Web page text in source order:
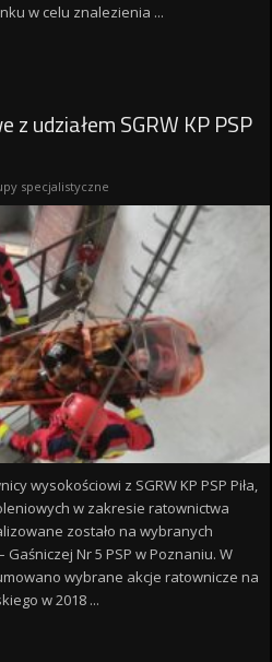
w celu znalezienia ...
udziałem SGRW KP PSP
specjalistyczne
wysokościowi z SGRW KP PSP Piła,
w zakresie ratownictwa
zostało na wybranych
Nr 5 PSP w Poznaniu. W
wybrane akcje ratownicze na
w 2018 ...